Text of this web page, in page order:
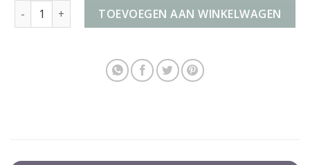
bijenkorf koffers aantalTOEVOEGEN AAN WINKELWAGEN